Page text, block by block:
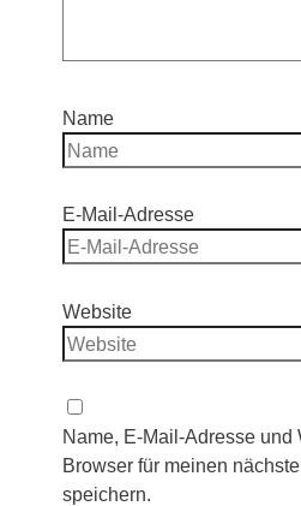
Name
E-Mail-Adresse
Website
Name, E-Mail-Adresse und
Browser für meinen
speichern.